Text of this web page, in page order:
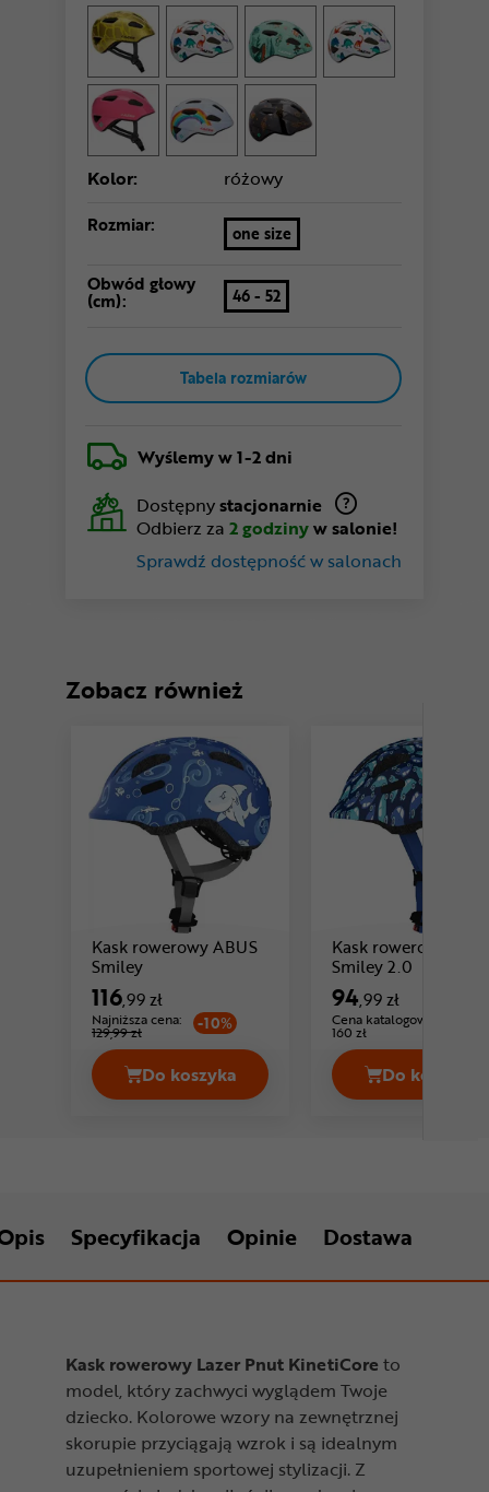
Kolor: różowy
Rozmiar: one size
Obwód głowy
(cm): 46 - 52
Tabela rozmiarów
Wyślemyw 1-2 dni
Dostępnystacjonarnie
Odbierz za 2 godzinyw salonie!
Sprawdź dostępność w salonach
Zobacz również
Kask rowerowy ABUS
Smiley
116,99 zł
Najniższa cena:
129,99 zł -10%
Do koszyka
Kask rowerowy ABUS Smiley Cena
Kask rowerowy
Smiley 2.0
94,99 zł
Cena katalogowa:
160 zł
Do koszyka
Kask
Specyfikacja Opinie Dostawa
Kask rowerowy Lazer Pnut KinetiCore to
model, który zachwyci wyglądem Twoje
dziecko. Kolorowe wzory na zewnętrznej
skorupie przyciągają wzrok i są idealnym
uzupełnieniem sportowej stylizacji. Z